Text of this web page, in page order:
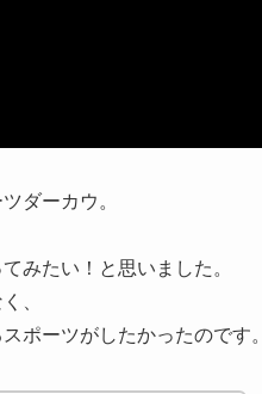
ダーカウ。
みたい！と思いました。
、
ポーツがしたかったのです。